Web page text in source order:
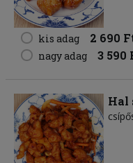
kis adag 2 690
nagy adag 3 590
Hal